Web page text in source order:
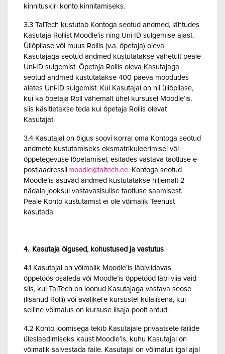
kinnituskiri konto kinnitamiseks.
3.3 TalTech kustutab Kontoga seotud andmed, lähtudes
Kasutaja Rollist Moodle’is ning Uni-ID sulgemise ajast.
Üliõpilase või muus Rollis (v.a. õpetaja) oleva
Kasutajaga seotud andmed kustutatakse vahetult peale
Uni-ID sulgemist. Õpetaja Rollis oleva Kasutajaga
seotud andmed kustutatakse 400 päeva möödudes
alates Uni-ID sulgemist. Kui Kasutajal on nii üliõpilase,
kui ka õpetaja Roll vähemalt ühel kursusel Moodle’is,
siis käsitletakse teda kui õpetaja Rollis olevat
Kasutajat.
3.4 Kasutajal on õigus soovi korral oma Kontoga seotud
andmete kustutamiseks eksmatrikuleerimisel või
õppetegevuse lõpetamisel, esitades vastava taotluse e-
postiaadressil moodle@taltech.ee. Kontoga seotud
Moodle’is asuvad andmed kustutatakse hiljemalt 2
nädala jooksul vastavasisulise taotluse saamisest.
Peale Konto kustutamist ei ole võimalik Teenust
kasutada.
4. Kasutaja õigused, kohustused ja vastutus
4.1 Kasutajal on võimalik Moodle’is läbiviidavas
õppetöös osaleda või Moodle’is õppetööd läbi viia vaid
siis, kui TalTech on loonud Kasutajaga vastava seose
(lisanud Rolli) või avalikel e-kursustel külalisena, kui
selline võimalus on kursuse lisaja poolt antud.
4.2 Konto loomisega tekib Kasutajale privaatsete failide
üleslaadimiseks kaust Moodle’is, kuhu Kasutajal on
võimalik salvestada faile. Kasutajal on võimalus igal ajal